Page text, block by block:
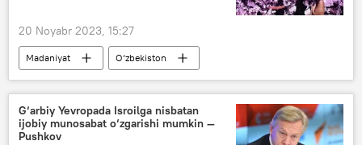
20 Noyabr 2023, 15:27
Madaniyat
O‘zbekiston
sun’iy intellekt
rasm
G‘arbiy Yevropada Isroilga nisbatan
ijobiy munosabat o‘zgarishi mumkin —
Pushkov